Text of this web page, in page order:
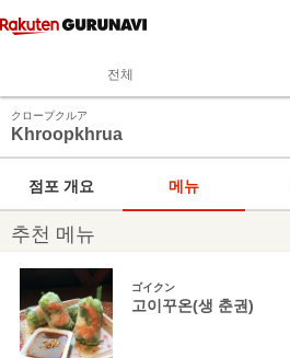
전체
クロープクルア
Khroopkhrua
점포 개요 메뉴
추천 메뉴
ゴイクン
고이꾸온(생 춘권)